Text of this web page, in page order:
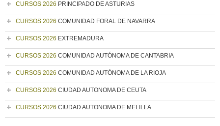
CURSOS 2026 PRINCIPADO DE ASTURIAS
CURSOS 2026 COMUNIDAD FORAL DE NAVARRA
CURSOS 2026 EXTREMADURA
CURSOS 2026 COMUNIDAD AUTÓNOMA DE CANTABRIA
CURSOS 2026 COMUNIDAD AUTÓNOMA DE LA RIOJA
CURSOS 2026 CIUDAD AUTONOMA DE CEUTA
CURSOS 2026 CIUDAD AUTONOMA DE MELILLA